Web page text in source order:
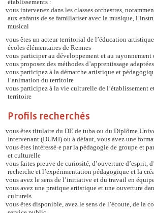
établissements :
vous intervenez dans les classes orchestres,
aux enfants de se familiariser avec la musique,
musical
vous êtes un acteur territorial de l’éducation
écoles élémentaires de Rennes
vous participer au développement et au rayonnement
vous proposez des méthodes d’apprentissage
vous participez à la démarche artistique et
l’animation du territoire
vous participez à la vie culturelle de l’établissement
territoire
Profils recherchés
vous êtes titulaire du DE de tuba ou du Diplôme
Intervenant (DUMI) ou à défaut, vous avez une
vous êtes intéressé·e par la pédagogie de groupe et
et culturelle
vous faites preuve de curiosité, d’ouverture d’esprit,
recherche et l’expérimentation pédagogique et la
vous avez le sens de l’initiative et du travail en
vous avez une pratique artistique et une ouverture
culturels
vous êtes disponible, avez le sens de l’écoute, de la